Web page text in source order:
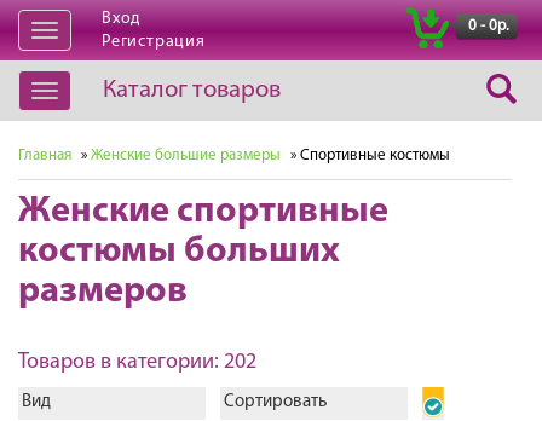
Открыть
навигацию
Вход
Регистрация
0 - 0р.
Открыть
навигацию
Каталог товаров
Главная » Женские большие размеры » Спортивные костюмы
Женские спортивные
костюмы больших
размеров
Товаров в категории: 202
Вид Сортировать